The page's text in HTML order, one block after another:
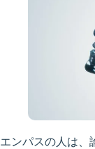
エンパスの人は、